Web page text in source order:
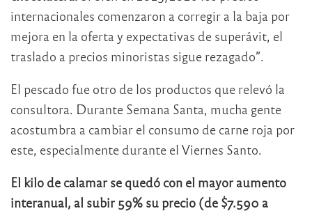
internacionales comenzaron a corregir a la baja por
mejora en la oferta y expectativas de superávit, el
traslado a precios minoristas sigue rezagado”.
El pescado fue otro de los productos que relevó la
consultora. Durante Semana Santa, mucha gente
acostumbra a cambiar el consumo de carne roja por
este, especialmente durante el Viernes Santo.
El kilo de calamar se quedó con el mayor aumento
interanual, al subir 59% su precio (de $7.590 a